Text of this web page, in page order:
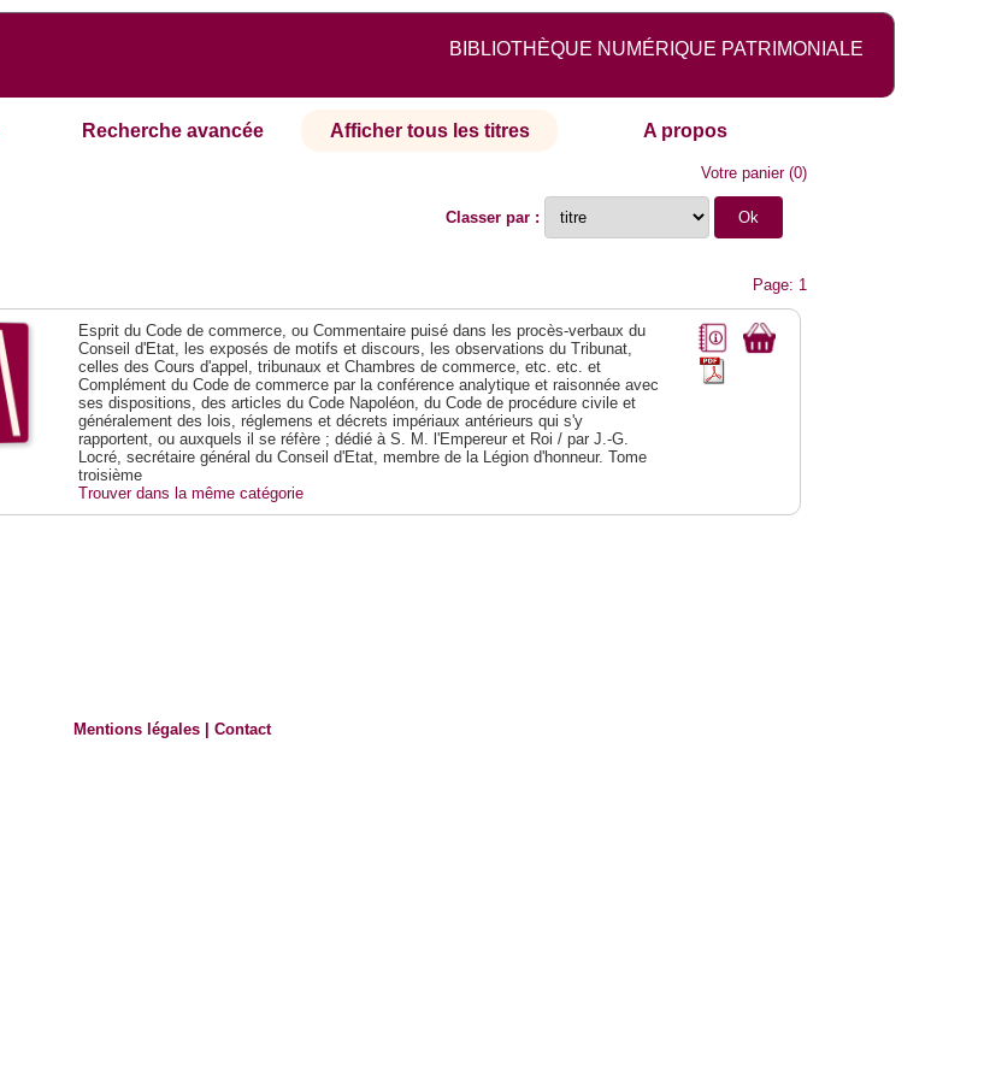
BIBLIOTHÈQUE NUMÉRIQUE PATRIMONIALE
Recherche avancée Afficher tous les titres A propos
Votre panier(0)
Classer par :
Page: 1
Esprit du Code de commerce, ou Commentaire puisé dans les procès-verbaux du
Conseil d'Etat, les exposés de motifs et discours, les observations du Tribunat,
celles des Cours d'appel, tribunaux et Chambres de commerce, etc. etc. et
Complément du Code de commerce par la conférence analytique et raisonnée avec
ses dispositions, des articles du Code Napoléon, du Code de procédure civile et
généralement des lois, réglemens et décrets impériaux antérieurs qui s'y
rapportent, ou auxquels il se réfère ; dédié à S. M. l'Empereur et Roi / par J.-G.
Locré, secrétaire général du Conseil d'Etat, membre de la Légion d'honneur. Tome
troisième
Trouver dans la même catégorie
Mentions légales |Contact